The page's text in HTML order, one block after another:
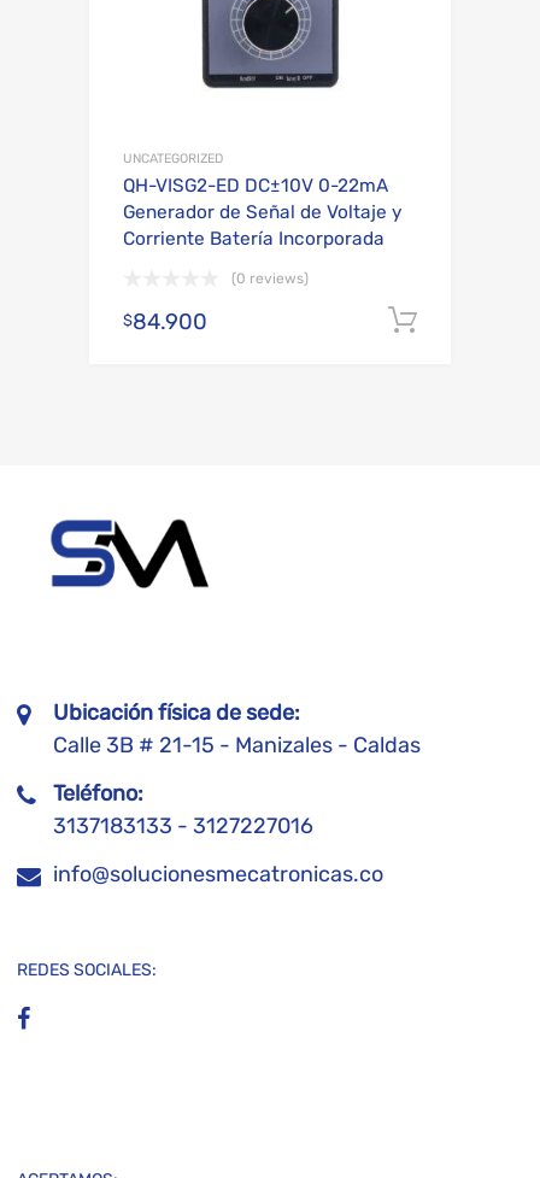
UNCATEGORIZED
QH-VISG2-ED DC±10V 0-22mA
Generador de Señal de Voltaje y
Corriente Batería Incorporada
(0 reviews)
$84.900
Ubicación física de sede:
Calle 3B # 21-15 - Manizales - Caldas
Teléfono:
3137183133 - 3127227016
info@solucionesmecatronicas.co
REDES SOCIALES: